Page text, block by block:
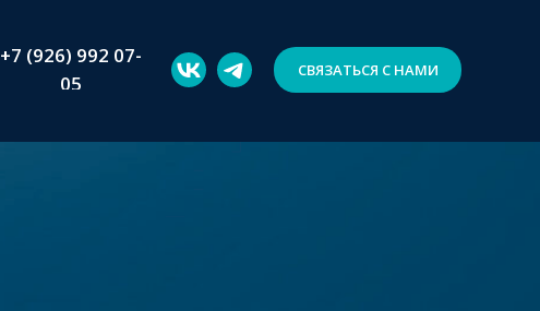
СВЯЗАТЬСЯ С НАМИ
+7 (926) 992 07-
05